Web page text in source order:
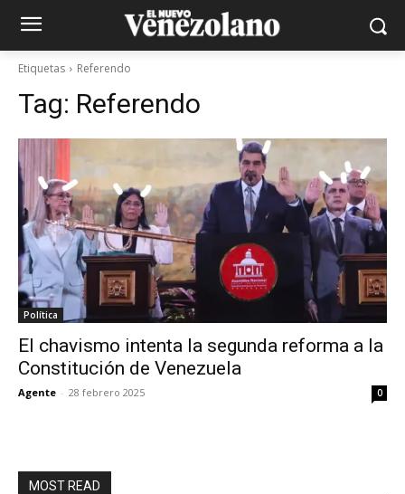
Etiquetas Referendo
Tag: Referendo
Política
El chavismo intenta la segunda reforma a la
Constitución de Venezuela
Agente - 28 febrero 2025 0
MOST READ